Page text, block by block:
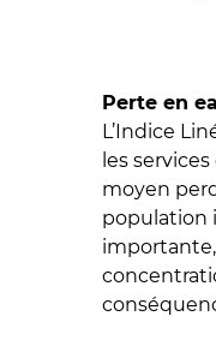
Perte en
L’Indice
les
moyen
population